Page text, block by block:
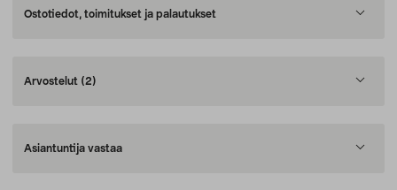
Ostotiedot, toimitukset ja palautukset
Arvostelut (2)
Asiantuntija vastaa